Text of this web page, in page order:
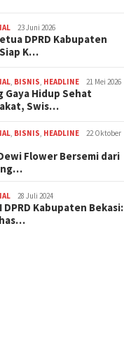
23 Juni 2026
DPRD Kabupaten
K…
BISNIS HEADLINE 21 Mei 2026
Gaya Hidup Sehat
Swis…
BISNIS HEADLINE
22 Oktober
Flower Bersemi dari
28 Juli 2024
DPRD Kabupaten Bekasi: